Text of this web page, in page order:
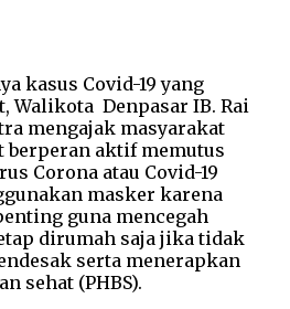
kasus Covid-19 yang
Walikota Denpasar IB. Rai
mengajak masyarakat
berperan aktif memutus
Corona atau Covid-19
masker karena
guna mencegah
dirumah saja jika tidak
serta menerapkan
sehat (PHBS).